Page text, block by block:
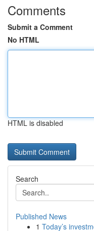
Comments
Submit a Comment
No HTML
HTML is disabled
Search
Published News
1 Today’s